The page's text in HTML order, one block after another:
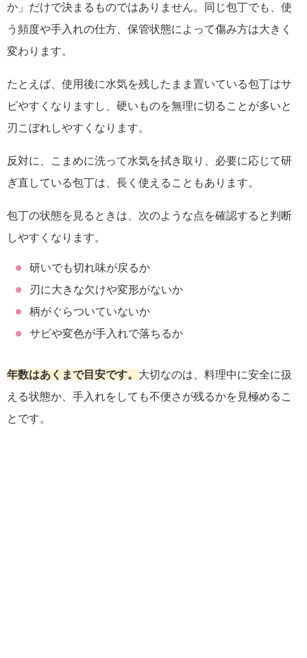
か」だけで決まるものではありません。同じ包丁でも、使
う頻度や手入れの仕方、保管状態によって傷み方は大きく
変わります。
たとえば、使用後に水気を残したまま置いている包丁はサ
ビやすくなりますし、硬いものを無理に切ることが多いと
刃こぼれしやすくなります。
反対に、こまめに洗って水気を拭き取り、必要に応じて研
ぎ直している包丁は、長く使えることもあります。
包丁の状態を見るときは、次のような点を確認すると判断
しやすくなります。
研いでも切れ味が戻るか
刃に大きな欠けや変形がないか
柄がぐらついていないか
サビや変色が手入れで落ちるか
年数はあくまで目安です。 大切なのは、料理中に安全に扱
える状態か、手入れをしても不便さが残るかを見極めるこ
とです。